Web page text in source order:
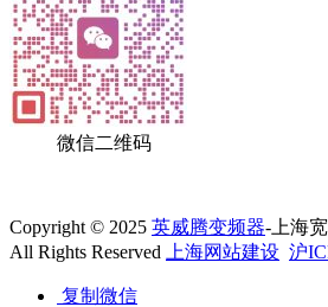
微信二维码
Copyright © 2025 英威腾变频器-上海
All Rights Reserved
上海网站建设 沪
复制微信